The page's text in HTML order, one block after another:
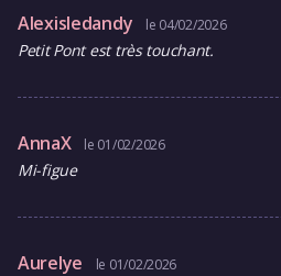
Alexisledandy le 04/02/2026
Petit Pont est très touchant.
AnnaX le 01/02/2026
Mi-figue
Aurelye le 01/02/2026